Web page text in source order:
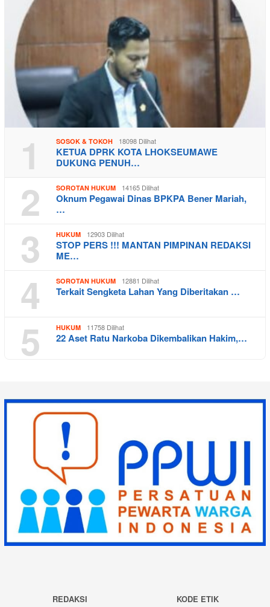
1 SOSOK & TOKOH 18098 Dilihat
KETUA DPRK KOTA LHOKSEUMAWE
DUKUNG PENUH…
2 SOROTAN HUKUM 14165 Dilihat
Oknum Pegawai Dinas BPKPA Bener Mariah,
…
3 HUKUM 12903 Dilihat
STOP PERS !!! MANTAN PIMPINAN REDAKSI
ME…
4 SOROTAN HUKUM 12881 Dilihat
Terkait Sengketa Lahan Yang Diberitakan …
5 HUKUM 11758 Dilihat
22 Aset Ratu Narkoba Dikembalikan Hakim,…
REDAKSI KODE ETIK